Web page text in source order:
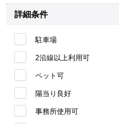
詳細条件
駐車場
2沿線以上利用可
ペット可
陽当り良好
事務所使用可